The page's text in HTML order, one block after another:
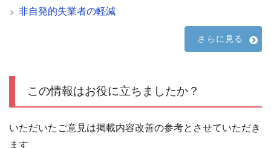
非自発的失業者の軽減
さらに見る
この情報はお役に立ちましたか？
いただいたご意見は掲載内容改善の参考とさせていただき
ます